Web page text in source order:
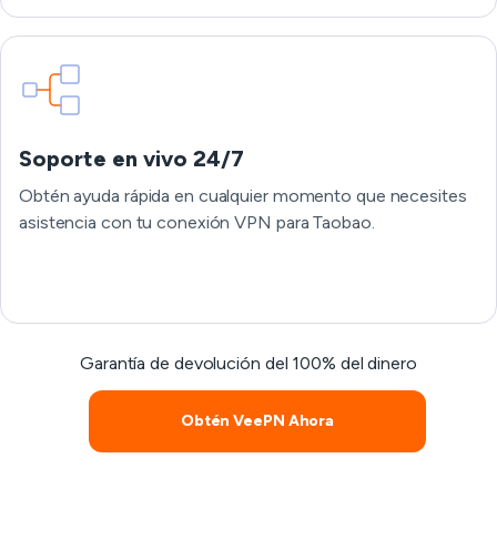
Soporte en vivo 24/7
Obtén ayuda rápida en cualquier momento que necesites
asistencia con tu conexión VPN para Taobao.
Garantía de devolución del 100% del dinero
Obtén VeePN Ahora